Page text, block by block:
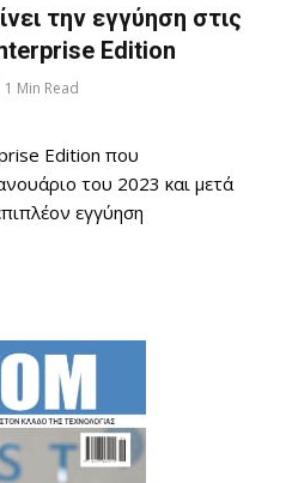
την εγγύηση στις
Edition
1 Min Read
Edition που
του 2023 και μετά
εγγύηση